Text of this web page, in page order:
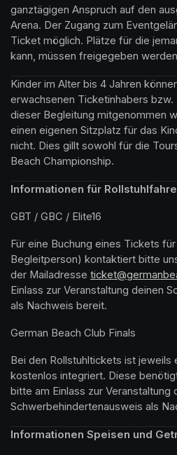
ganztägigen Anspruch auf den
Arena. Der Zugang zum
Ticket möglich. Plätze für die
kann, müssen freigegeben
Kinder im Alter bis 4 Jahren
erwachsenen Ticketinhabers
dieser Begleitung mitgenommen
einen eigenen Sitzplatz für das
nicht. Dies gillt sowohl für die
Beach Championship.
Informationen für
GBT / GBC / Elite16
Für eine Buchung eines Tickets
Begleitperson) kontaktiert bitte
der Mailadresse (opens in a new
Einlass zur Veranstaltung deinen
als Nachweis bereit.
German Beach Club Finals
Bei den Rollstuhltickets ist jeweils
kostenlos integriert. Diese
bitte am Einlass zur Veranstaltung
Schwerbehindertenausweis als
Informationen Speisen und